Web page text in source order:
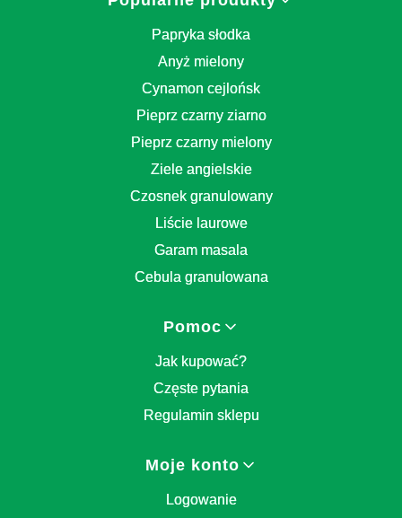
Papryka słodka
Anyż mielony
Cynamon cejlońsk
Pieprz czarny ziarno
Pieprz czarny mielony
Ziele angielskie
Czosnek granulowany
Liście laurowe
Garam masala
Cebula granulowana
Pomoc
Jak kupować?
Częste pytania
Regulamin sklepu
Moje konto
Logowanie